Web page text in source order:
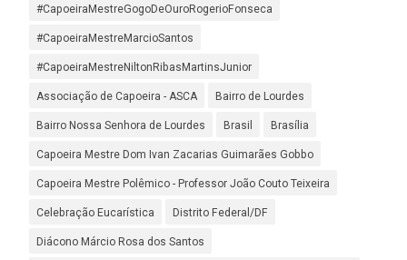
#CapoeiraMestreGogoDeOuroRogerioFonseca
#CapoeiraMestreMarcioSantos
#CapoeiraMestreNiltonRibasMartinsJunior
Associação de Capoeira - ASCA Bairro de Lourdes
Bairro Nossa Senhora de Lourdes Brasil Brasília
Capoeira Mestre Dom Ivan Zacarias Guimarães Gobbo
Capoeira Mestre Polêmico - Professor João Couto Teixeira
Celebração Eucarística Distrito Federal/DF
Diácono Márcio Rosa dos Santos